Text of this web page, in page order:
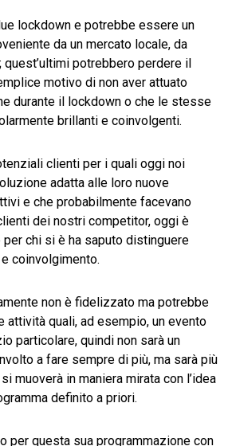
lockdown e potrebbe essere un
da un mercato locale, da
quest’ultimi potrebbero perdere il
motivo di non aver attuato
durante il lockdown o che le stesse
brillanti e coinvolgenti.
clienti per i quali oggi noi
adatta alle loro nuove
e che probabilmente facevano
dei nostri competitor, oggi è
per chi si è ha saputo distinguere
coinvolgimento.
non è fidelizzato ma potrebbe
quali, ad esempio, un evento
particolare, quindi non sarà un
a fare sempre di più, ma sarà più
muoverà in maniera mirata con l’idea
definito a priori.
per questa sua programmazione con